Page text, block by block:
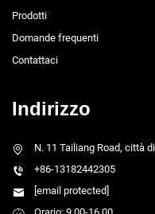
Prodotti
Domande frequenti
Contattaci
Indirizzo
N. 11 Tailiang Road, città
+86-13182442305
[email protected]